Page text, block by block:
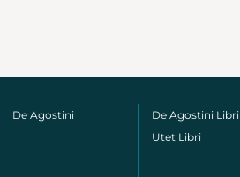
De Agostini
De Agostini Libri
Utet Libri